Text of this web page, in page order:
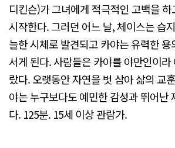
디킨슨)가 그녀에게 적극적인 고백을
시작한다. 그러던 어느 날, 체이스는 습
늘한 시체로 발견되고 카야는 유력한
서게 된다. 사람들은 카야를 야만인이
랐다. 오랫동안 자연을 벗 삼아 삶의 교
야는 누구보다도 예민한 감성과 뛰어난
다. 125분. 15세 이상 관람가.